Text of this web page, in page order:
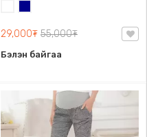
29,000₮ 55,000₮
Бэлэн байгаа